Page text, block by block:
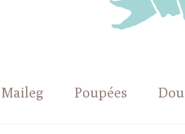
Maileg Poupées